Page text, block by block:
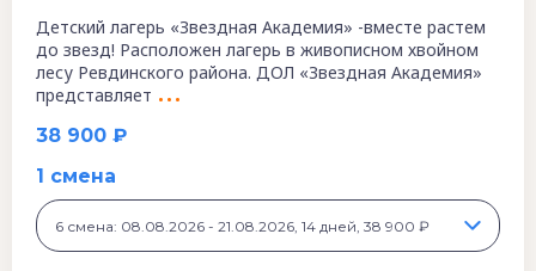
38 900 ₽
Детский лагерь «Звездная Академия» -вместе растем
до звезд! Расположен лагерь в живописном хвойном
лесу Ревдинского района. ДОЛ «Звездная Академия»
представляет
1 смена
6 смена: 08.08.2026 - 21.08.2026, 14 дней, 38 900 ₽